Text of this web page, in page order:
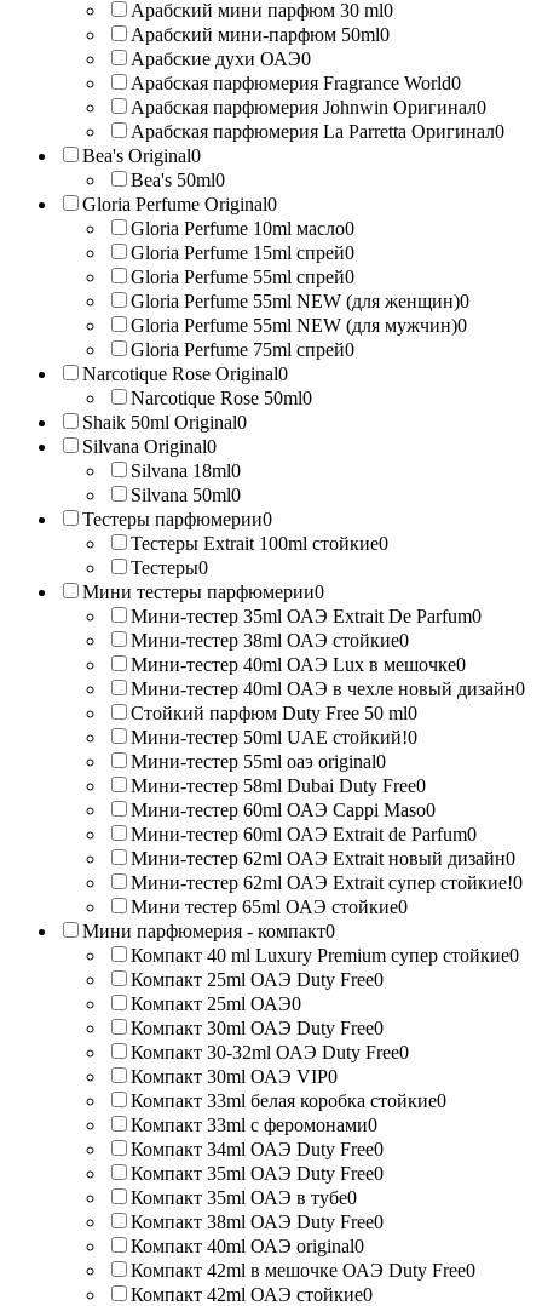
Арабский мини парфюм 30 ml0
Арабский мини-парфюм 50ml0
Арабские духи ОАЭ0
Арабская парфюмерия Fragrance World0
Арабская парфюмерия Johnwin Оригинал0
Арабская парфюмерия La Parretta Оригинал0
Bea's Original0
Bea's 50ml0
Gloria Perfume Original0
Gloria Perfume 10ml масло0
Gloria Perfume 15ml спрей0
Gloria Perfume 55ml спрей0
Gloria Perfume 55ml NEW (для женщин)0
Gloria Perfume 55ml NEW (для мужчин)0
Gloria Perfume 75ml спрей0
Narcotique Rose Original0
Narcotique Rose 50ml0
Shaik 50ml Original0
Silvana Original0
Silvana 18ml0
Silvana 50ml0
Тестеры парфюмерии0
Тестеры Extrait 100ml стойкие0
Тестеры0
Мини тестеры парфюмерии0
Мини-тестер 35ml ОАЭ Extrait De Parfum0
Мини-тестер 38ml ОАЭ стойкие0
Мини-тестер 40ml ОАЭ Lux в мешочке0
Мини-тестер 40ml ОАЭ в чехле новый дизайн0
Стойкий парфюм Duty Free 50 ml0
Мини-тестер 50ml UAE стойкий!0
Мини-тестер 55ml оаэ original0
Мини-тестер 58ml Dubai Duty Free0
Мини-тестер 60ml ОАЭ Cappi Maso0
Мини-тестер 60ml ОАЭ Extrait de Parfum0
Мини-тестер 62ml ОАЭ Extrait новый дизайн0
Мини-тестер 62ml ОАЭ Extrait супер стойкие!0
Мини тестер 65ml ОАЭ стойкие0
Мини парфюмерия - компакт0
Компакт 40 ml Luxury Premium супер стойкие0
Компакт 25ml ОАЭ Duty Free0
Компакт 25ml ОАЭ0
Компакт 30ml ОАЭ Duty Free0
Компакт 30-32ml ОАЭ Duty Free0
Компакт 30ml ОАЭ VIP0
Компакт 33ml белая коробка стойкие0
Компакт 33ml с феромонами0
Компакт 34ml ОАЭ Duty Free0
Компакт 35ml ОАЭ Duty Free0
Компакт 35ml ОАЭ в тубе0
Компакт 38ml ОАЭ Duty Free0
Компакт 40ml ОАЭ original0
Компакт 42ml в мешочке ОАЭ Duty Free0
Компакт 42ml ОАЭ стойкие0